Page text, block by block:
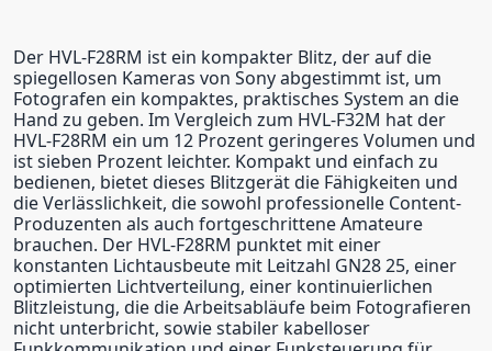
Der HVL-F28RM ist ein kompakter Blitz, der auf die
spiegellosen Kameras von Sony abgestimmt ist, um
Fotografen ein kompaktes, praktisches System an die
Hand zu geben. Im Vergleich zum HVL-F32M hat der
HVL-F28RM ein um 12 Prozent geringeres Volumen und
ist sieben Prozent leichter. Kompakt und einfach zu
bedienen, bietet dieses Blitzgerät die Fähigkeiten und
die Verlässlichkeit, die sowohl professionelle Content-
Produzenten als auch fortgeschrittene Amateure
brauchen. Der HVL-F28RM punktet mit einer
konstanten Lichtausbeute mit Leitzahl GN28 25, einer
optimierten Lichtverteilung, einer kontinuierlichen
Blitzleistung, die die Arbeitsabläufe beim Fotografieren
nicht unterbricht, sowie stabiler kabelloser